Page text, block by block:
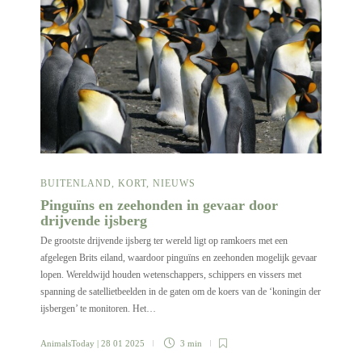
BUITENLAND, KORT, NIEUWS
Pinguïns en zeehonden in gevaar door
drijvende ijsberg
De grootste drijvende ijsberg ter wereld ligt op ramkoers met een
afgelegen Brits eiland, waardoor pinguïns en zeehonden mogelijk gevaar
lopen. Wereldwijd houden wetenschappers, schippers en vissers met
spanning de satellietbeelden in de gaten om de koers van de ‘koningin der
ijsbergen’ te monitoren. Het…
AnimalsToday | 28 01 2025 3 min